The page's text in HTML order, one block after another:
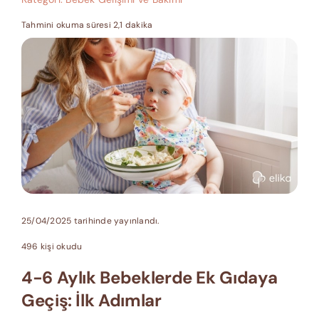
Tahmini okuma süresi 2,1 dakika
25/04/2025 tarihinde yayınlandı.
496 kişi okudu
4-6 Aylık Bebeklerde Ek Gıdaya
Geçiş: İlk Adımlar